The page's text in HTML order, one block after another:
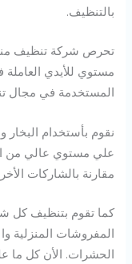
بالتنظيف.
تحرص شركة تنظيف
مستوي للأيدي العاملة
المستخدمة في مجال
نقوم بأستخدام
علي مستوي عالي من
مقارنة بالشاركات
كما تقوم بتنظيف كل
المفروشات المنزلية
الحشرات. الأن كل ما